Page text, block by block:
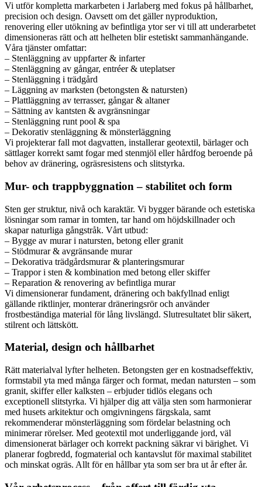
Vi utför kompletta markarbeten i Jarlaberg med fokus på hållbarhet,
precision och design. Oavsett om det gäller nyproduktion,
renovering eller utökning av befintliga ytor ser vi till att underarbetet
dimensioneras rätt och att helheten blir estetiskt sammanhängande.
Våra tjänster omfattar:
– Stenläggning av uppfarter & infarter
– Stenläggning av gångar, entréer & uteplatser
– Stenläggning i trädgård
– Läggning av marksten (betongsten & natursten)
– Plattläggning av terrasser, gångar & altaner
– Sättning av kantsten & avgränsningar
– Stenläggning runt pool & spa
– Dekorativ stenläggning & mönsterläggning
Vi projekterar fall mot dagvatten, installerar geotextil, bärlager och
sättlager korrekt samt fogar med stenmjöl eller hårdfog beroende på
behov av dränering, ogräsresistens och slitstyrka.
Mur- och trappbyggnation – stabilitet och form
Sten ger struktur, nivå och karaktär. Vi bygger bärande och estetiska
lösningar som ramar in tomten, tar hand om höjdskillnader och
skapar naturliga gångstråk. Vårt utbud:
– Bygge av murar i natursten, betong eller granit
– Stödmurar & avgränsande murar
– Dekorativa trädgårdsmurar & planteringsmurar
– Trappor i sten & kombination med betong eller skiffer
– Reparation & renovering av befintliga murar
Vi dimensionerar fundament, dränering och bakfyllnad enligt
gällande riktlinjer, monterar dräneringsrör och använder
frostbeständiga material för lång livslängd. Slutresultatet blir säkert,
stilrent och lättskött.
Material, design och hållbarhet
Rätt materialval lyfter helheten. Betongsten ger en kostnadseffektiv,
formstabil yta med många färger och format, medan natursten – som
granit, skiffer eller kalksten – erbjuder tidlös elegans och
exceptionell slitstyrka. Vi hjälper dig att välja sten som harmonierar
med husets arkitektur och omgivningens färgskala, samt
rekommenderar mönsterläggning som fördelar belastning och
minimerar rörelser. Med geotextil mot underliggande jord, väl
dimensionerat bärlager och korrekt packning säkrar vi bärighet. Vi
planerar fogbredd, fogmaterial och kantavslut för maximal stabilitet
och minskat ogräs. Allt för en hållbar yta som ser bra ut år efter år.